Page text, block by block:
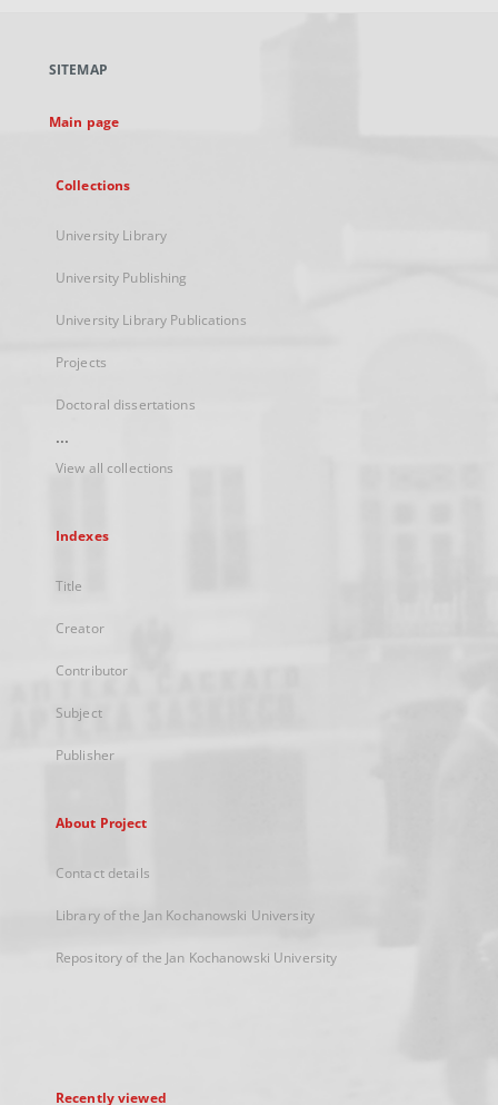
new
SITEMAP
Main page
Collections
University Library
University Publishing
University Library Publications
Projects
Doctoral dissertations
...
View all collections
Indexes
Title
Creator
Contributor
Subject
Publisher
About Project
Contact details
Library of the Jan Kochanowski University
Repository of the Jan Kochanowski University
Recently viewed